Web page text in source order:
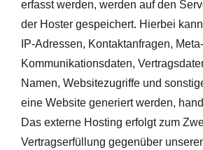
erfasst werden, werden auf den
der Hoster gespeichert. Hierbei
IP-Adressen, Kontaktanfragen,
Kommunikationsdaten,
Namen, Websitezugriffe und
eine Website generiert werden,
Das externe Hosting erfolgt zum
Vertragserfüllung gegenüber